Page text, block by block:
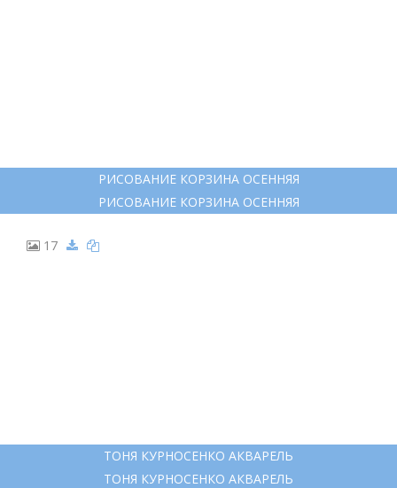
РИСОВАНИЕ КОРЗИНА ОСЕННЯЯ
РИСОВАНИЕ КОРЗИНА ОСЕННЯЯ
17
ТОНЯ КУРНОСЕНКО АКВАРЕЛЬ
ТОНЯ КУРНОСЕНКО АКВАРЕЛЬ